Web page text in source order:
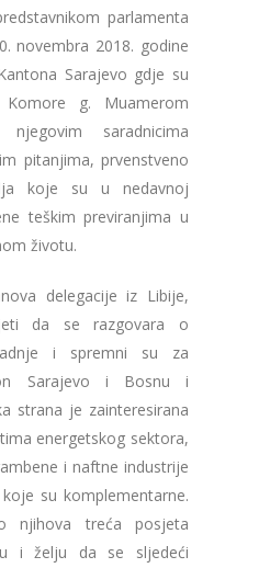
parlamenta
novembra 2018. godine
Sarajevo gdje su
Komore g. Muamerom
saradnicima
pitanjima, prvenstveno
koje su u nedavnoj
teškim previranjima u
životu.
delegacije iz Libije,
da se razgovara o
i spremni su za
Sarajevo i Bosnu i
strana je zainteresirana
energetskog sektora,
i naftne industrije
su komplementarne.
njihova treća posjeta
i želju da se sljedeći